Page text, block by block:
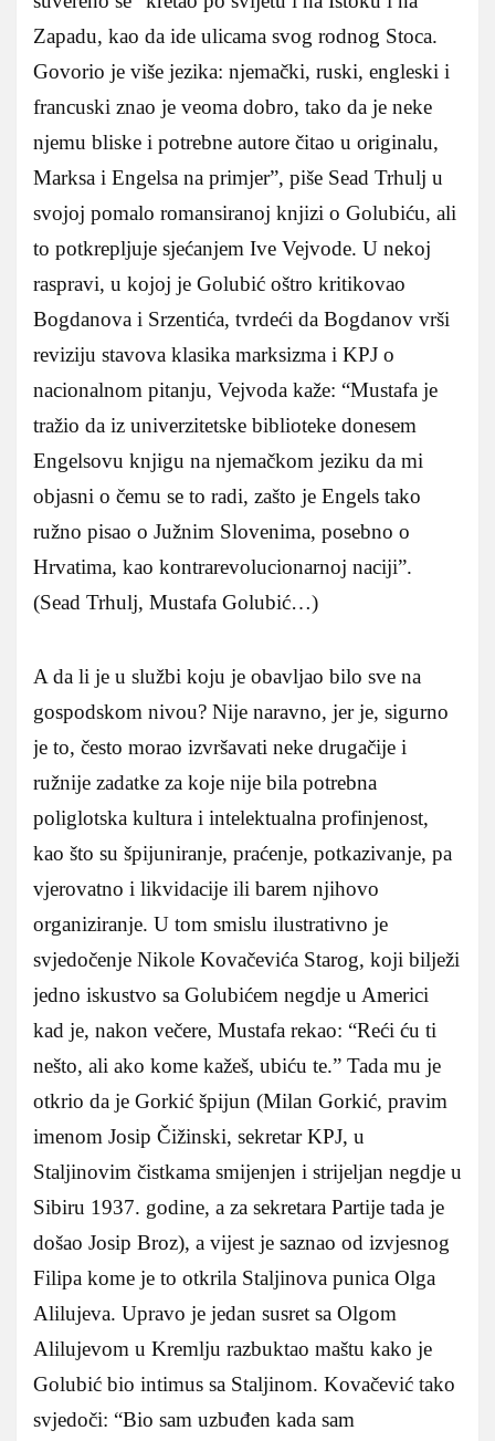
Zapadu, kao da ide ulicama svog rodnog Stoca.
Govorio je više jezika: njemački, ruski, engleski i
francuski znao je veoma dobro, tako da je neke
njemu bliske i potrebne autore čitao u originalu,
Marksa i Engelsa na primjer”, piše Sead Trhulj u
svojoj pomalo romansiranoj knjizi o Golubiću, ali
to potkrepljuje sjećanjem Ive Vejvode. U nekoj
raspravi, u kojoj je Golubić oštro kritikovao
Bogdanova i Srzentića, tvrdeći da Bogdanov vrši
reviziju stavova klasika marksizma i KPJ o
nacionalnom pitanju, Vejvoda kaže: “Mustafa je
tražio da iz univerzitetske biblioteke donesem
Engelsovu knjigu na njemačkom jeziku da mi
objasni o čemu se to radi, zašto je Engels tako
ružno pisao o Južnim Slovenima, posebno o
Hrvatima, kao kontrarevolucionarnoj naciji”.
(Sead Trhulj, Mustafa Golubić…)
A da li je u službi koju je obavljao bilo sve na
gospodskom nivou? Nije naravno, jer je, sigurno
je to, često morao izvršavati neke drugačije i
ružnije zadatke za koje nije bila potrebna
poliglotska kultura i intelektualna profinjenost,
kao što su špijuniranje, praćenje, potkazivanje, pa
vjerovatno i likvidacije ili barem njihovo
organiziranje. U tom smislu ilustrativno je
svjedočenje Nikole Kovačevića Starog, koji bilježi
jedno iskustvo sa Golubićem negdje u Americi
kad je, nakon večere, Mustafa rekao: “Reći ću ti
nešto, ali ako kome kažeš, ubiću te.” Tada mu je
otkrio da je Gorkić špijun (Milan Gorkić, pravim
imenom Josip Čižinski, sekretar KPJ, u
Staljinovim čistkama smijenjen i strijeljan negdje u
Sibiru 1937. godine, a za sekretara Partije tada je
došao Josip Broz), a vijest je saznao od izvjesnog
Filipa kome je to otkrila Staljinova punica Olga
Alilujeva. Upravo je jedan susret sa Olgom
Alilujevom u Kremlju razbuktao maštu kako je
Golubić bio intimus sa Staljinom. Kovačević tako
svjedoči: “Bio sam uzbuđen kada sam